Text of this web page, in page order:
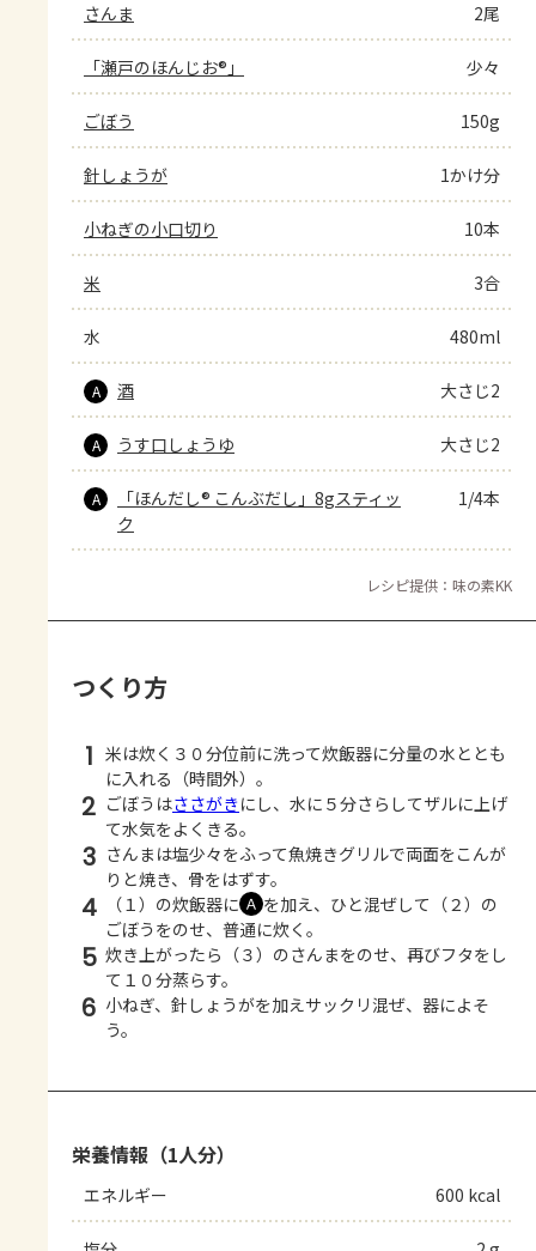
さんま 2尾
「瀬戸のほんじお®」 少々
ごぼう 150g
針しょうが 1かけ分
小ねぎの小口切り 10本
米 3合
水 480ml
A 酒 大さじ2
A うす口しょうゆ 大さじ2
A
「ほんだし® こんぶだし」8gスティッ
ク
1/4本
レシピ提供：味の素KK
つくり方
1 米は炊く３０分位前に洗って炊飯器に分量の水ととも
に入れる（時間外）。
2 ごぼうはささがきにし、水に５分さらしてザルに上げ
て水気をよくきる。
3 さんまは塩少々をふって魚焼きグリルで両面をこんが
りと焼き、骨をはずす。
4 （１）の炊飯器に Ａ を加え、ひと混ぜして（２）の
ごぼうをのせ、普通に炊く。
5 炊き上がったら（３）のさんまをのせ、再びフタをし
て１０分蒸らす。
6 小ねぎ、針しょうがを加えサックリ混ぜ、器によそ
う。
栄養情報（1人分）
エネルギー 600 kcal